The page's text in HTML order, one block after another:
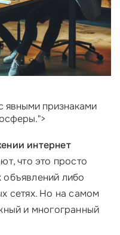
явными признаками
интернет
что это просто
либо
сетях. Но на самом
и многогранный